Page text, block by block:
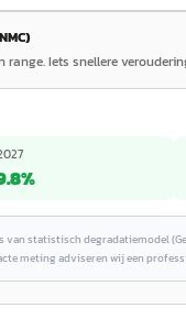
Iets snellere
%
van statistisch degradatiemodel
meting adviseren wij een